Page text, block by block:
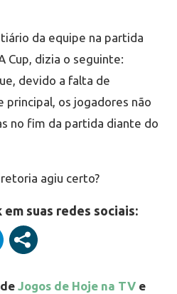
da equipe na partida
Cup, dizia o seguinte:
devido a falta de
principal, os jogadores não
no fim da partida diante do
agiu certo?
suas redes sociais:
Jogos de Hoje na TV e